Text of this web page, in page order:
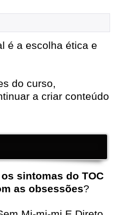
é a escolha ética e
do curso,
a criar conteúdo
sintomas do TOC
as obsessões?